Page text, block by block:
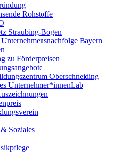
Rohstoffe
Straubing-Bogen
Bayern
zu Förderpreisen
Oberschneiding
Unternehmer*innenLab
Soziales